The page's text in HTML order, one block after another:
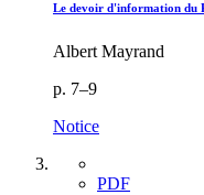
Le devoir d'information du
Albert Mayrand
p. 7–9
Notice
PDF